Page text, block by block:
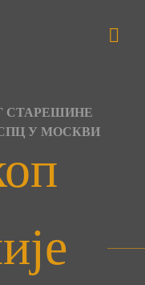
СТАРЕШИНЕ
У МОСКВИ